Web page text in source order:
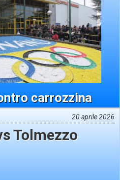
carrozzina
20 aprile 2026
Tolmezzo